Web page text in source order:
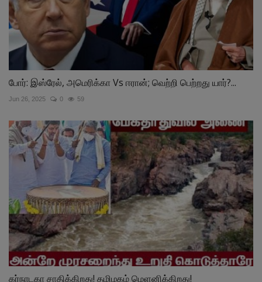
போர்: இஸ்ரேல், அமெரிக்கா Vs ஈரான்; வெற்றி பெற்றது யார்?...
Jun 26, 2025 0 59
கர்நாடகா சாதிக்கிறது! தமிழகம் மெளனிக்கிறது!